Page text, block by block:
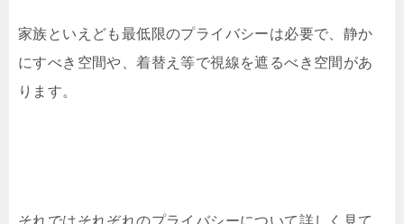
家族といえども最低限のプライバシーは必要で、静か
にすべき空間や、着替え等で視線を遮るべき空間があ
ります。